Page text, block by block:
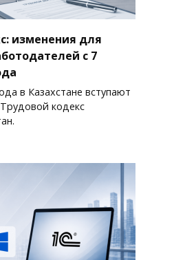
изменения для
с 7
в Казахстане вступают
кодекс